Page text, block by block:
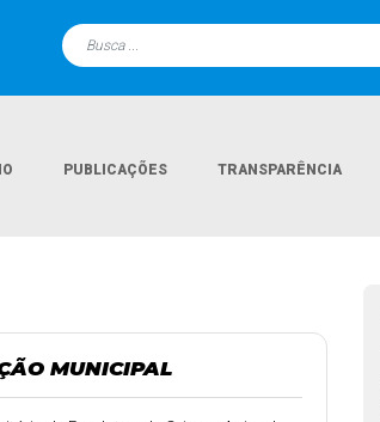
PUBLICAÇÕES TRANSPARÊNCIA
MUNICIPAL